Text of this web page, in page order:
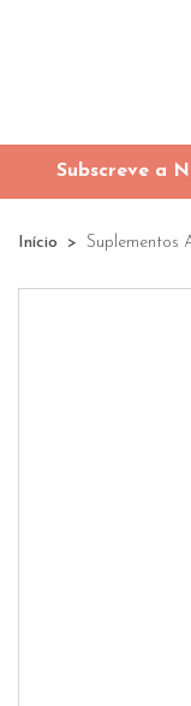
Subscreve a
Início Suplementos